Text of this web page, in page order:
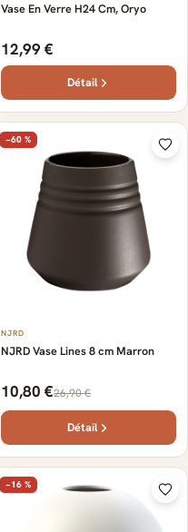
Vase En Verre H24 Cm, Oryo
12,99 €
Détail
−60 %
NJRD
NJRD Vase Lines 8 cm Marron
10,80 €26,90 €
Détail
−16 %